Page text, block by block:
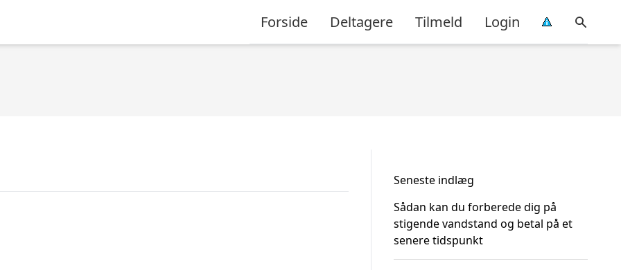
Forside Deltagere Tilmeld Login
Seneste indlæg
Sådan kan du forberede dig på
stigende vandstand og betal på et
senere tidspunkt